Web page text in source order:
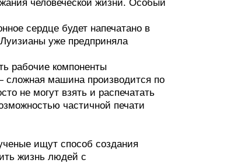
человеческой жизни. Особый
сердце будет напечатано в
уже предприняла
рабочие компоненты
сложная машина производится по
не могут взять и распечатать
частичной печати
ищут способ создания
жизнь людей с